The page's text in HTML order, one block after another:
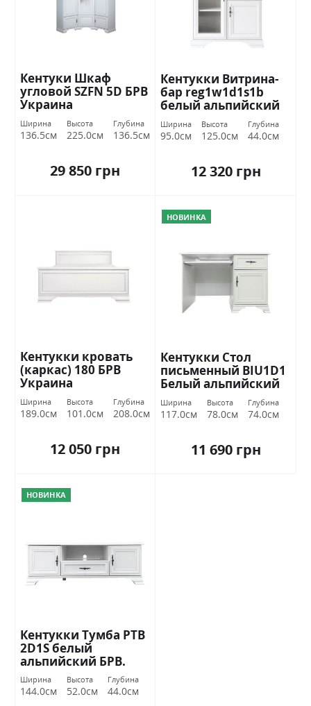
Кентуки Шкаф
угловой SZFN 5D БРВ
​​Украина
Ширина
136.5см
Высота
225.0см
Глубина
136.5см
29 850 грн
Кентукки Витрина-
бар reg1w1d1s1b
белый альпийский
БРВ Украина
Ширина
95.0см
Высота
125.0см
Глубина
44.0см
12 320 грн
Кентукки кровать
(каркас) 180 БРВ
Украина
Ширина
189.0см
Высота
101.0см
Глубина
208.0см
12 050 грн
НОВИНКА
Кентукки Стол
письменный BIU1D1
Белый альпийский
БРВ Украина
Ширина
117.0см
Высота
78.0см
Глубина
74.0см
11 690 грн
НОВИНКА
Кентукки Тумба РТВ
2D1S белый
альпийский БРВ.
Ширина
144.0см
Высота
52.0см
Глубина
44.0см